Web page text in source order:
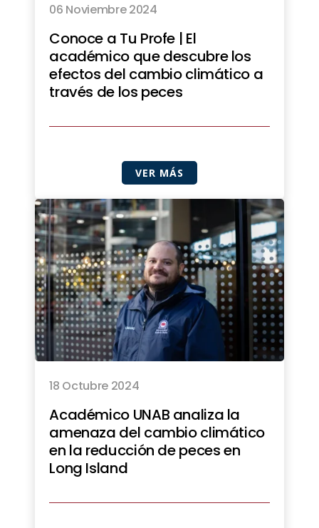
06 Noviembre 2024
Conoce a Tu Profe | El
académico que descubre los
efectos del cambio climático a
través de los peces
VER MÁS
18 Octubre 2024
Académico UNAB analiza la
amenaza del cambio climático
en la reducción de peces en
Long Island